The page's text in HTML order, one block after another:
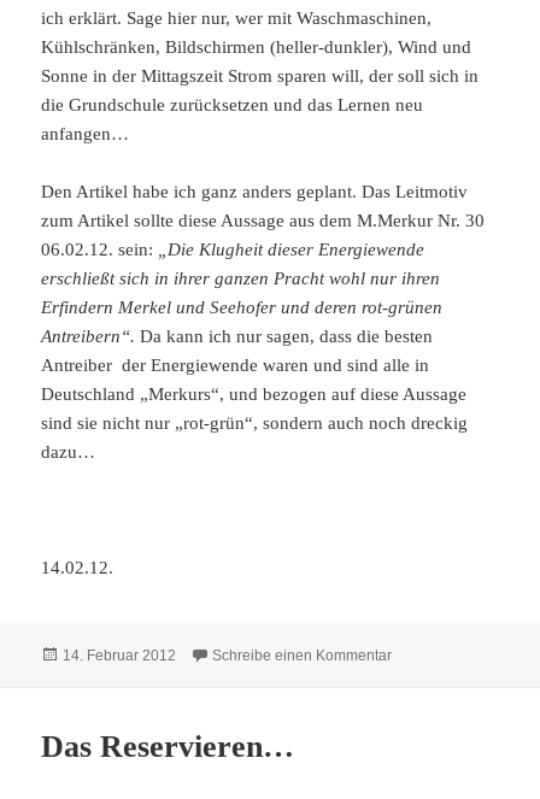
ich erklärt. Sage hier nur, wer mit Waschmaschinen,
Kühlschränken, Bildschirmen (heller-dunkler), Wind und
Sonne in der Mittagszeit Strom sparen will, der soll sich in
die Grundschule zurücksetzen und das Lernen neu
anfangen…
Den Artikel habe ich ganz anders geplant. Das Leitmotiv
zum Artikel sollte diese Aussage aus dem M.Merkur Nr. 30
06.02.12. sein:
„Die Klugheit dieser Energiewende
erschließt sich in ihrer ganzen Pracht wohl nur ihren
Erfindern Merkel und Seehofer und deren rot-grünen
Antreibern“.Da kann ich nur sagen, dass die besten
Antreiber der Energiewende waren und sind alle in
Deutschland „Merkurs“, und bezogen auf diese Aussage
sind sie nicht nur „rot-grün“, sondern auch noch dreckig
dazu…
14.02.12.
Veröffentlicht
14. Februar 2012 Schreibe einen Kommentarzu Die Pfeiler der
Das Reservieren…